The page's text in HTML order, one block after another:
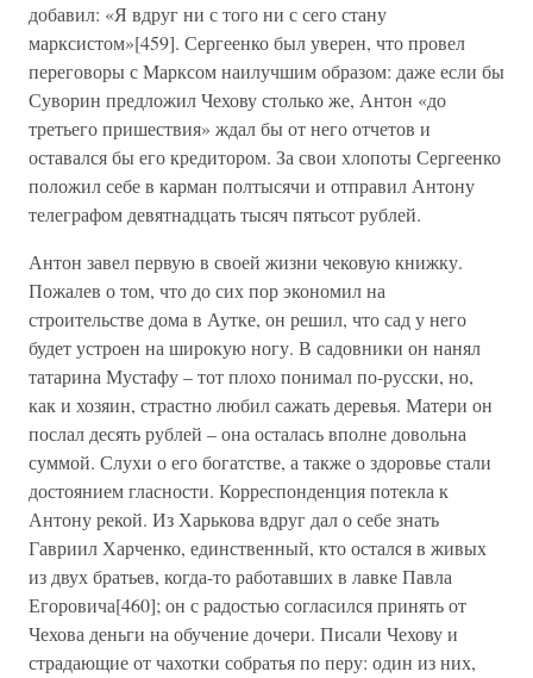
добавил: «Я вдруг ни с того ни с сего стану
марксистом»[459]. Сергеенко был уверен, что провел
переговоры с Марксом наилучшим образом: даже если бы
Суворин предложил Чехову столько же, Антон «до
третьего пришествия» ждал бы от него отчетов и
оставался бы его кредитором. За свои хлопоты Сергеенко
положил себе в карман полтысячи и отправил Антону
телеграфом девятнадцать тысяч пятьсот рублей.
Антон завел первую в своей жизни чековую книжку.
Пожалев о том, что до сих пор экономил на
строительстве дома в Аутке, он решил, что сад у него
будет устроен на широкую ногу. В садовники он нанял
татарина Мустафу – тот плохо понимал по-русски, но,
как и хозяин, страстно любил сажать деревья. Матери он
послал десять рублей – она осталась вполне довольна
суммой. Слухи о его богатстве, а также о здоровье стали
достоянием гласности. Корреспонденция потекла к
Антону рекой. Из Харькова вдруг дал о себе знать
Гавриил Харченко, единственный, кто остался в живых
из двух братьев, когда-то работавших в лавке Павла
Егоровича[460]; он с радостью согласился принять от
Чехова деньги на обучение дочери. Писали Чехову и
страдающие от чахотки собратья по перу: один из них,